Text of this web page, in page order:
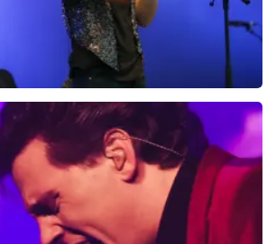
274+reviews